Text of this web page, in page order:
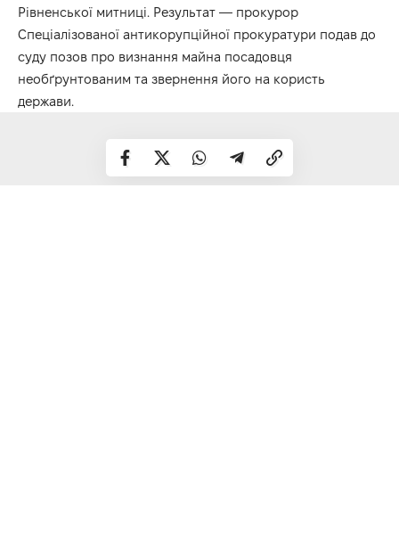
Рівненської митниці. Результат — прокурор
Спеціалізованої антикорупційної прокуратури подав до
суду позов про визнання майна посадовця
необґрунтованим та звернення його на користь
держави.